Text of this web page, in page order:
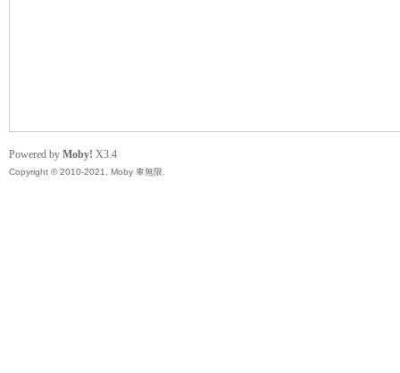
Powered by Moby! X3.4
Copyright © 2010-2021, Moby 車無限.